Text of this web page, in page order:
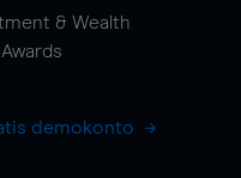
& Wealth
demokonto